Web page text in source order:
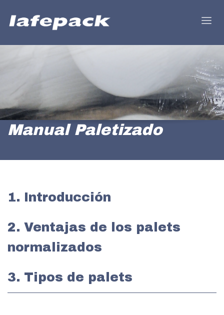
Manual Paletizado
1. Introducción
2. Ventajas de los palets
normalizados
3. Tipos de palets